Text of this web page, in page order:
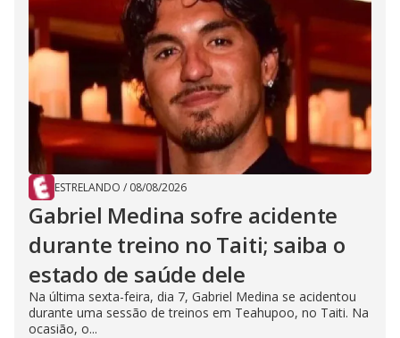
ESTRELANDO / 08/08/2026
Gabriel Medina sofre acidente
durante treino no Taiti; saiba o
estado de saúde dele
Na última sexta-feira, dia 7, Gabriel Medina se acidentou
durante uma sessão de treinos em Teahupoo, no Taiti. Na
ocasião, o...